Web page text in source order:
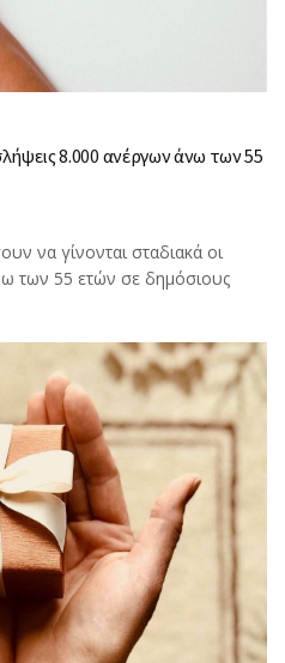
8.000 ανέργων άνω των 55
να γίνονται σταδιακά οι
των 55 ετών σε δημόσιους